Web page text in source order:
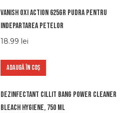
Vanish oxi action 625gr pudra pentru
indepartarea petelor
18.99 lei
ADAUGĂ ÎN COȘ
Dezinfectant Cillit Bang Power Cleaner
Bleach Hygiene, 750 ml